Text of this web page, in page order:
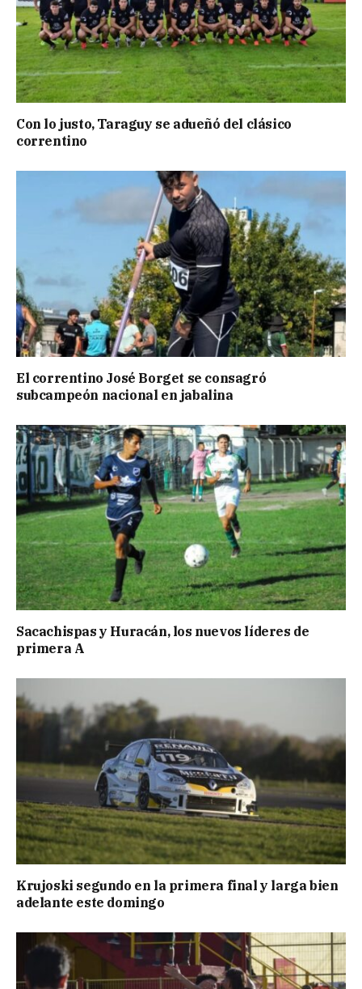
Con lo justo, Taraguy se adueñó del clásico
correntino
El correntino José Borget se consagró
subcampeón nacional en jabalina
Sacachispas y Huracán, los nuevos líderes de
primera A
Krujoski segundo en la primera final y larga bien
adelante este domingo